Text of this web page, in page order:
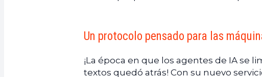
Un protocolo pensado para las
¡La época en que los agentes de IA se
textos quedó atrás! Con su nuevo